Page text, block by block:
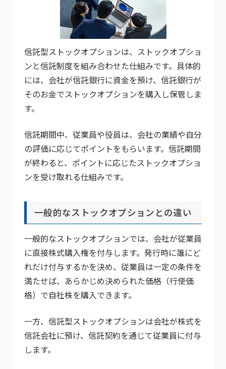
信託型ストックオプションは、ストックオプショ
ンと信託制度を組み合わせた仕組みです。具体的
には、会社が信託銀行に資金を預け、信託銀行が
そのお金でストックオプションを購入し保管しま
す。
信託期間中、従業員や役員は、会社の業績や自分
の評価に応じてポイントをもらいます。信託期間
が終わると、ポイントに応じたストックオプショ
ンを受け取れる仕組みです。
一般的なストックオプションとの違い
一般的なストックオプションでは、会社が従業員
に直接株式購入権を付与します。発行時に誰にど
れだけ付与するかを決め、従業員は一定の条件を
満たせば、あらかじめ決められた価格（行使価
格）で自社株を購入できます。
一方、信託型ストックオプションは会社が株式を
信託会社に預け、信託契約を通じて従業員に付与
します。